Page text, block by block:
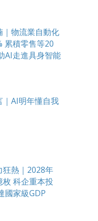
｜物流業自動化
累積零售等20
AI走進具身智能
｜AI明年懂自我
狂熱｜2028年
枚 科企重本投
國家級GDP